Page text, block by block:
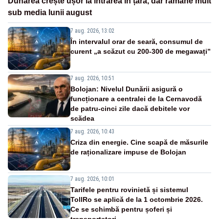
sub media lunii august
7 aug. 2026, 13:02
În intervalul orar de seară, consumul de
curent „a scăzut cu 200-300 de megawați”
7 aug. 2026, 10:51
Bolojan: Nivelul Dunării asigură o
funcționare a centralei de la Cernavodă
de patru-cinci zile dacă debitele vor
scădea
7 aug. 2026, 10:43
Criza din energie. Cine scapă de măsurile
de raționalizare impuse de Bolojan
7 aug. 2026, 10:01
Tarifele pentru rovinietă și sistemul
TollRo se aplică de la 1 octombrie 2026.
Ce se schimbă pentru șoferi și